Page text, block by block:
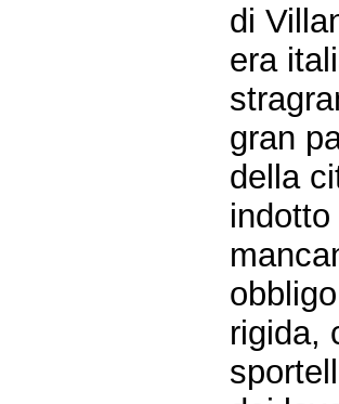
di
era
gran
della
rigida,